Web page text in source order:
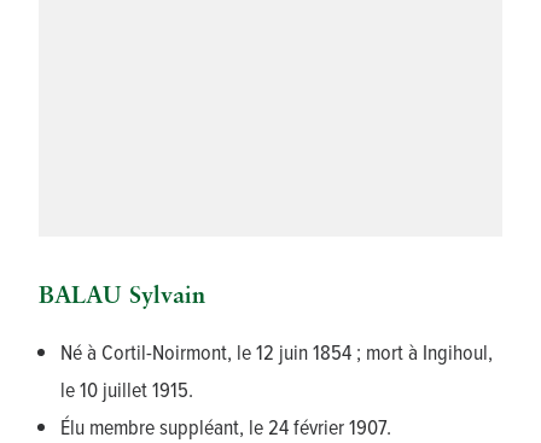
BALAU Sylvain
Né à Cortil-Noirmont, le 12 juin 1854 ; mort à Ingihoul,
le 10 juillet 1915.
Élu membre suppléant, le 24 février 1907.